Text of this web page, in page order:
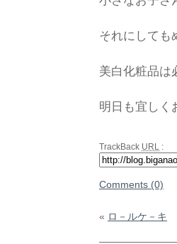
それにしても
美白化粧品は
明日も宜しく
TrackBack URL :
Comments (0)
« ロ－ルケ－キ